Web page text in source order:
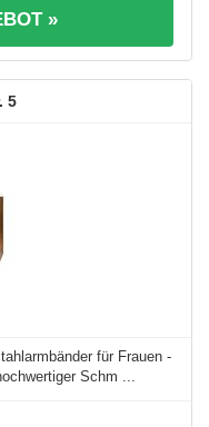
»
5
für Frauen -
Schm ...